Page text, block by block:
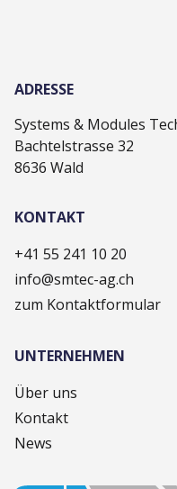
ADRESSE
Systems & Modules
Bachtelstrasse 32
8636 Wald
KONTAKT
+41 55 241 10 20
info@smtec-ag.ch
zum Kontaktformular
UNTERNEHMEN
Über uns
Kontakt
News